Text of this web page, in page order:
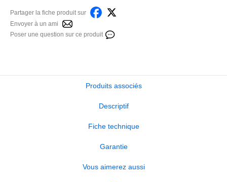
Partager la fiche produit sur
Envoyer à un ami
Poser une question sur ce produit
Produits associés
Descriptif
Fiche technique
Garantie
Vous aimerez aussi